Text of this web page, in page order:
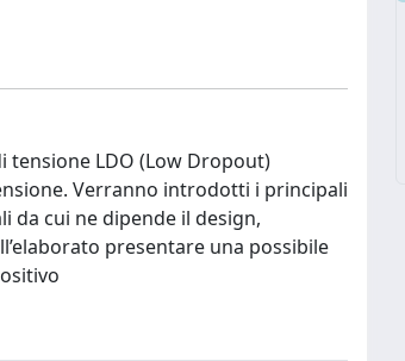
LDO (Low Dropout)
Verranno introdotti i principali
da cui ne dipende il design,
presentare una possibile